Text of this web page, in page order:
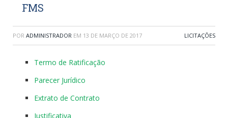
FMS
POR ADMINISTRADOR EM 13 DE MARÇO DE 2017 LICITAÇÕES
Termo de Ratificação
Parecer Jurídico
Extrato de Contrato
Justificativa